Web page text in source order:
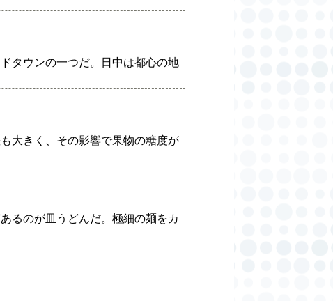
タウンの一つだ。日中は都心の地
大きく、その影響で果物の糖度が
るのが皿うどんだ。極細の麺をカ